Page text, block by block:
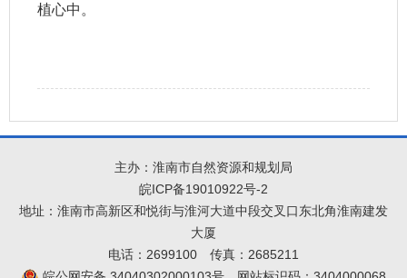
植心中。
主办：淮南市自然资源和规划局
皖ICP备19010922号-2
地址：淮南市高新区和悦街与淮河大道中段交叉口东北角淮南建发
大厦
电话：2699100
传真：2685211